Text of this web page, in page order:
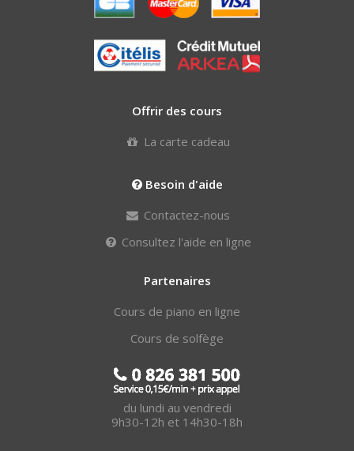
Offrir des cours
La carte cadeau
Besoin d'aide
Contactez-nous
Consultez l'aide en ligne
Partenaires
Cours de piano en ligne
Cours de solfège
du lundi au vendredi
9h30-12h et 14h30-18h